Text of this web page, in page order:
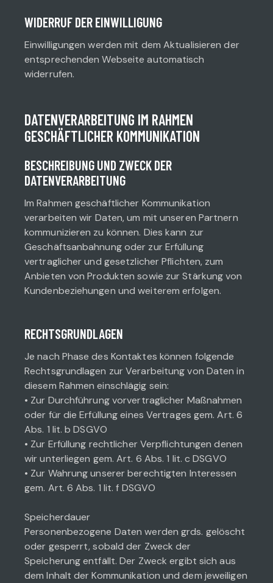
WIDERRUF DER EINWILLIGUNG
Einwilligungen werden mit dem Aktualisieren der
entsprechenden Webseite automatisch
widerrufen.
DATENVERARBEITUNG IM RAHMEN
GESCHÄFTLICHER KOMMUNIKATION
BESCHREIBUNG UND ZWECK DER
DATENVERARBEITUNG
Im Rahmen geschäftlicher Kommunikation
verarbeiten wir Daten, um mit unseren Partnern
kommunizieren zu können. Dies kann zur
Geschäftsanbahnung oder zur Erfüllung
vertraglicher und gesetzlicher Pflichten, zum
Anbieten von Produkten sowie zur Stärkung von
Kundenbeziehungen und weiterem erfolgen.
RECHTSGRUNDLAGEN
Je nach Phase des Kontaktes können folgende
Rechtsgrundlagen zur Verarbeitung von Daten in
diesem Rahmen einschlägig sein:
• Zur Durchführung vorvertraglicher Maßnahmen
oder für die Erfüllung eines Vertrages gem. Art. 6
Abs. 1 lit. b DSGVO
• Zur Erfüllung rechtlicher Verpflichtungen denen
wir unterliegen gem. Art. 6 Abs. 1 lit. c DSGVO
• Zur Wahrung unserer berechtigten Interessen
gem. Art. 6 Abs. 1 lit. f DSGVO
Speicherdauer
Personenbezogene Daten werden grds. gelöscht
oder gesperrt, sobald der Zweck der
Speicherung entfällt. Der Zweck ergibt sich aus
dem Inhalt der Kommunikation und dem jeweiligen